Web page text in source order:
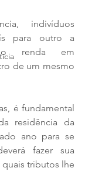
indivíduos
para outro a
renda em
de um mesmo
é fundamental
residência da
ano para se
fazer sua
tributos lhe